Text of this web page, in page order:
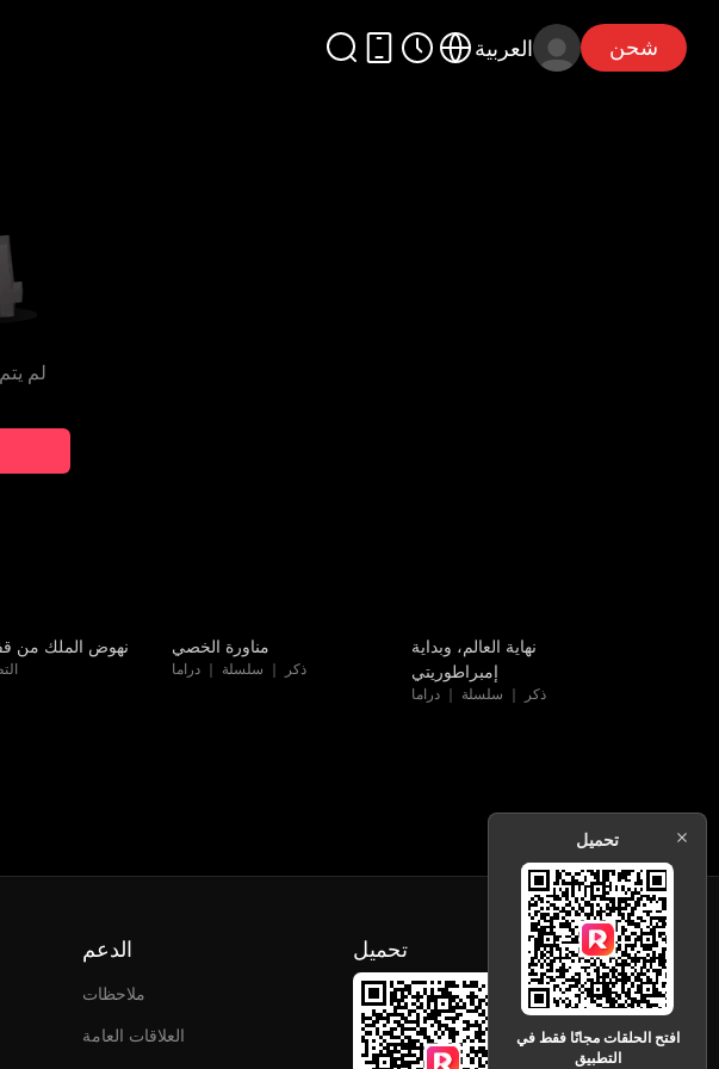
العربية شحن
لم
نهوض الملك من مدبلج
مناورة الخصي
ذكر ｜ سلسلة ｜ دراما
الأحدث
نهاية العالم، وبداية
إمبراطوريتي
ذكر ｜ سلسلة ｜ دراما
الدعم
ملاحظات
العلاقات العامة
تحميل
تحميل
افتح الحلقات مجانًا فقط في
التطبيق